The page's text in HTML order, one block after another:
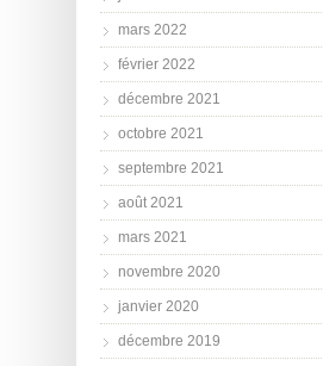
mars 2022
février 2022
décembre 2021
octobre 2021
septembre 2021
août 2021
mars 2021
novembre 2020
janvier 2020
décembre 2019